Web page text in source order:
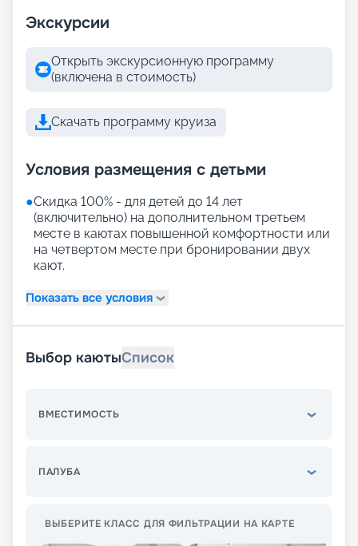
Экскурсии
Открыть экскурсионную программу
(включена в стоимость)
Скачать программу круиза
Условия размещения с детьми
●Скидка 100% - для детей до 14 лет
(включительно) на дополнительном третьем
месте в каютах повышенной комфортности или
на четвертом месте при бронировании двух
кают.
Показать все условия
Выбор каютыСписок
ВМЕСТИМОСТЬ
ПАЛУБА
ВЫБЕРИТЕ КЛАСС ДЛЯ ФИЛЬТРАЦИИ НА КАРТЕ